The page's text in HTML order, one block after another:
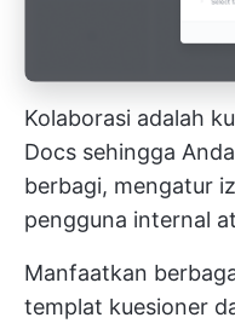
Kolaborasi adalah
Docs sehingga
berbagi, mengatur
pengguna internal
Manfaatkan
templat kuesioner